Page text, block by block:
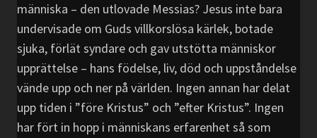
människa – den utlovade Messias? Jesus inte bara
undervisade om Guds villkorslösa kärlek, botade
sjuka, förlät syndare och gav utstötta människor
upprättelse – hans födelse, liv, död och uppståndelse
vände upp och ner på världen. Ingen annan har delat
upp tiden i ”före Kristus” och ”efter Kristus”. Ingen
har fört in hopp i människans erfarenhet så som